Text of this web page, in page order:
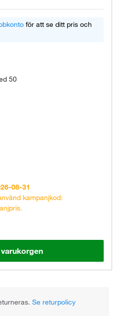
för att se ditt pris och
50
08-31
kampanjkod:
Se returpolicy